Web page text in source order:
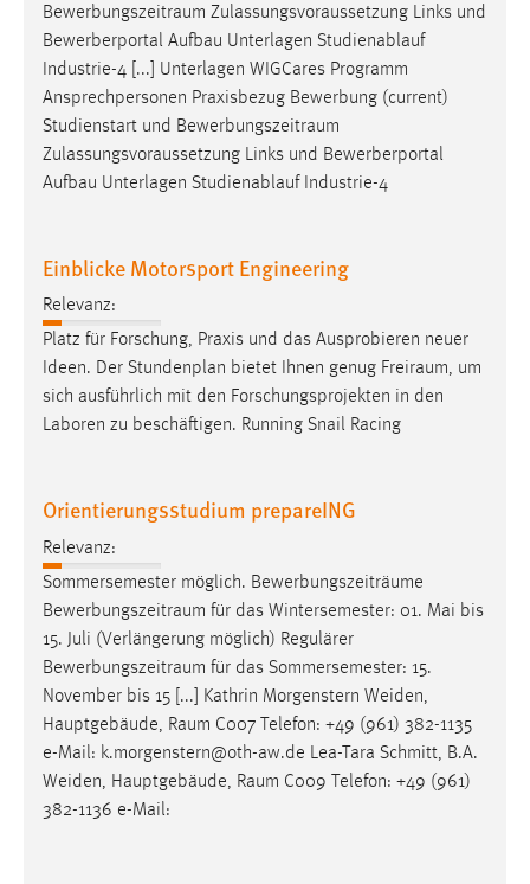
Bewerbungszeitraum Zulassungsvoraussetzung Links und
Bewerberportal Aufbau Unterlagen Studienablauf
Industrie-4 [...] Unterlagen WIGCares Programm
Ansprechpersonen Praxisbezug Bewerbung (current)
Studienstart und Bewerbungszeitraum
Zulassungsvoraussetzung Links und Bewerberportal
Aufbau Unterlagen Studienablauf Industrie-4
Einblicke Motorsport Engineering
Relevanz:
Platz für Forschung, Praxis und das Ausprobieren neuer
Ideen. Der Stundenplan bietet Ihnen genug Freiraum, um
sich ausführlich mit den Forschungsprojekten in den
Laboren zu beschäftigen. Running Snail Racing
Orientierungsstudium prepareING
Relevanz:
Sommersemester möglich. Bewerbungszeiträume
Bewerbungszeitraum für das Wintersemester: 01. Mai bis
15. Juli (Verlängerung möglich) Regulärer
Bewerbungszeitraum für das Sommersemester: 15.
November bis 15 [...] Kathrin Morgenstern Weiden,
Hauptgebäude, Raum C007 Telefon: +49 (961) 382-1135
e-Mail: k.morgenstern@oth-aw.de Lea-Tara Schmitt, B.A.
Weiden, Hauptgebäude, Raum C009 Telefon: +49 (961)
382-1136 e-Mail:
STATISTIK
Statistik Cookies erfassen Informationen anonym.
Diese Informationen helfen uns zu verstehen, wie
unsere Besucher unsere Website nutzen.
Matomo
Zweck:
Zugriffsstatistik
Cookie Laufzeit:
Max. 13 Monate
Marketing Cookies werden von Drittanbietern
Sie tun dies, indem sie Besucher über Websites
Google Ads
Name:
_gcl_au
Anbieter:
Google Ireland Limited